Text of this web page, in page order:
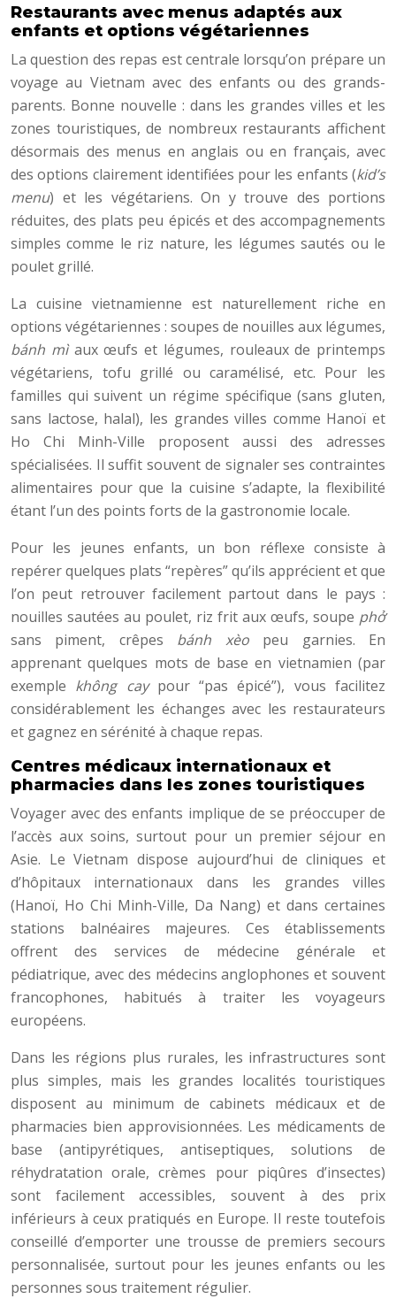
Restaurants avec menus adaptés aux
enfants et options végétariennes
La question des repas est centrale lorsqu’on prépare un
voyage au Vietnam avec des enfants ou des grands-
parents. Bonne nouvelle : dans les grandes villes et les
zones touristiques, de nombreux restaurants affichent
désormais des menus en anglais ou en français, avec
des options clairement identifiées pour les enfants (kid’s
menu) et les végétariens. On y trouve des portions
réduites, des plats peu épicés et des accompagnements
simples comme le riz nature, les légumes sautés ou le
poulet grillé.
La cuisine vietnamienne est naturellement riche en
options végétariennes : soupes de nouilles aux légumes,
bánh mìaux œufs et légumes, rouleaux de printemps
végétariens, tofu grillé ou caramélisé, etc. Pour les
familles qui suivent un régime spécifique (sans gluten,
sans lactose, halal), les grandes villes comme Hanoï et
Ho Chi Minh-Ville proposent aussi des adresses
spécialisées. Il suffit souvent de signaler ses contraintes
alimentaires pour que la cuisine s’adapte, la flexibilité
étant l’un des points forts de la gastronomie locale.
Pour les jeunes enfants, un bon réflexe consiste à
repérer quelques plats “repères” qu’ils apprécient et que
l’on peut retrouver facilement partout dans le pays :
nouilles sautées au poulet, riz frit aux œufs, soupe phở
sans piment, crêpes bánh xèopeu garnies. En
apprenant quelques mots de base en vietnamien (par
exemple không caypour “pas épicé”), vous facilitez
considérablement les échanges avec les restaurateurs
et gagnez en sérénité à chaque repas.
Centres médicaux internationaux et
pharmacies dans les zones touristiques
Voyager avec des enfants implique de se préoccuper de
l’accès aux soins, surtout pour un premier séjour en
Asie. Le Vietnam dispose aujourd’hui de cliniques et
d’hôpitaux internationaux dans les grandes villes
(Hanoï, Ho Chi Minh-Ville, Da Nang) et dans certaines
stations balnéaires majeures. Ces établissements
offrent des services de médecine générale et
pédiatrique, avec des médecins anglophones et souvent
francophones, habitués à traiter les voyageurs
européens.
Dans les régions plus rurales, les infrastructures sont
plus simples, mais les grandes localités touristiques
disposent au minimum de cabinets médicaux et de
pharmacies bien approvisionnées. Les médicaments de
base (antipyrétiques, antiseptiques, solutions de
réhydratation orale, crèmes pour piqûres d’insectes)
sont facilement accessibles, souvent à des prix
inférieurs à ceux pratiqués en Europe. Il reste toutefois
conseillé d’emporter une trousse de premiers secours
personnalisée, surtout pour les jeunes enfants ou les
personnes sous traitement régulier.